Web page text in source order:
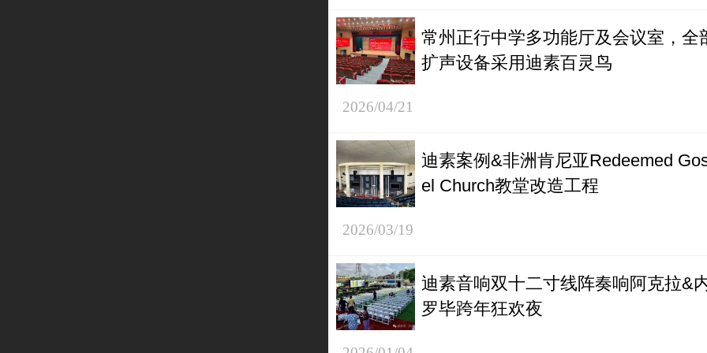
常州正行中学多功能厅及会议室，全
扩声设备采用迪素百灵鸟
2026/04/21
迪素案例&非洲肯尼亚Redeemed
el Church教堂改造工程
2026/03/19
迪素音响双十二寸线阵奏响阿克拉&
罗毕跨年狂欢夜